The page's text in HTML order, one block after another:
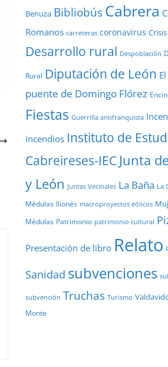
Benuza BibliobúsCabrera
Romanos carreteras coronavirus
Desarrollo rural Despoblación
Rural Diputación de León
puente de Domingo Flórez
Fiestas Guerrilla antifranquista
incendios Instituto de
Cabreireses-IEC Junta
y León Juntas Vecinales La Baña La
Médulas llionés macroproyectos eólicos
Médulas Patrimonio patrimonio cultural
Presentación de libro Relato
Sanidad subvenciones
subvención Truchas Turismo
Monte